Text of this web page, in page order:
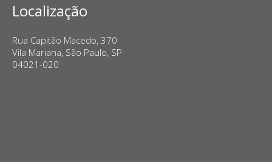
Localização
Rua Capitão Macedo, 370
Vila Mariana, São Paulo, SP
04021-020